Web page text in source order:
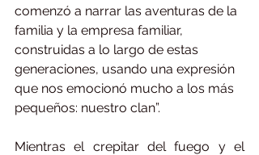
comenzó a narrar las aventuras de la
familia y la empresa familiar,
construidas a lo largo de estas
generaciones, usando una expresión
que nos emocionó mucho a los más
pequeños: nuestro clan”.
Mientras el crepitar del fuego y el